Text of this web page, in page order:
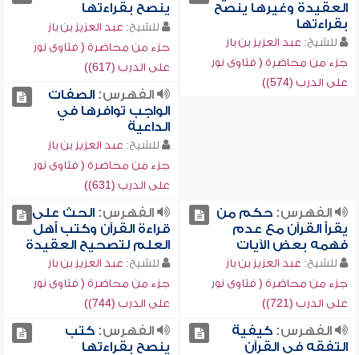
العقيدة وغيرها ينصح
بقراءتها
للشيخ: عبد العزيز بن باز
جزء من محاضرة ( فتاوى نور
على الدرب (574))
ينصح بقراءتها
للشيخ: عبد العزيز بن باز
جزء من محاضرة ( فتاوى نور
على الدرب (617))
الفهرس:الصفات
الواجب توافرها في
الداعية
للشيخ: عبد العزيز بن باز
جزء من محاضرة ( فتاوى نور
على الدرب (631))
الفهرس:حكم من
يقرأ القرآن مع عدم
فهمه بعض الآيات
للشيخ: عبد العزيز بن باز
جزء من محاضرة ( فتاوى نور
على الدرب (721))
الفهرس:الحث على
قراءة القرآن وكتب أهل
العلم لتصحيح العقيدة
للشيخ: عبد العزيز بن باز
جزء من محاضرة ( فتاوى نور
على الدرب (744))
الفهرس:كيفية
التفقه في القرآن
الفهرس:كتب
ينصح بقراءتها